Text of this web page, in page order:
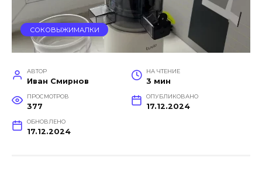
СОКОВЫЖИМАЛКИ
АВТОР
Иван Смирнов
НА ЧТЕНИЕ
3 мин
ПРОСМОТРОВ
377
ОПУБЛИКОВАНО
17.12.2024
ОБНОВЛЕНО
17.12.2024